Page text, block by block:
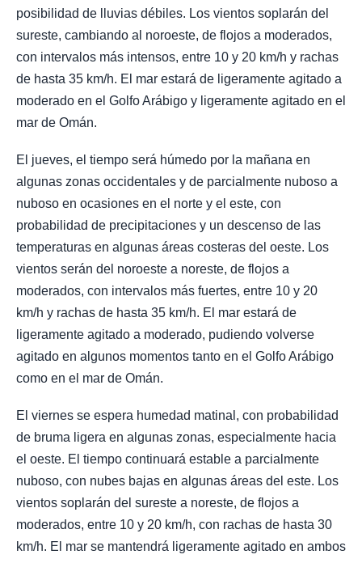
posibilidad de lluvias débiles. Los vientos soplarán del
sureste, cambiando al noroeste, de flojos a moderados,
con intervalos más intensos, entre 10 y 20 km/h y rachas
de hasta 35 km/h. El mar estará de ligeramente agitado a
moderado en el Golfo Arábigo y ligeramente agitado en el
mar de Omán.
El jueves, el tiempo será húmedo por la mañana en
algunas zonas occidentales y de parcialmente nuboso a
nuboso en ocasiones en el norte y el este, con
probabilidad de precipitaciones y un descenso de las
temperaturas en algunas áreas costeras del oeste. Los
vientos serán del noroeste a noreste, de flojos a
moderados, con intervalos más fuertes, entre 10 y 20
km/h y rachas de hasta 35 km/h. El mar estará de
ligeramente agitado a moderado, pudiendo volverse
agitado en algunos momentos tanto en el Golfo Arábigo
como en el mar de Omán.
El viernes se espera humedad matinal, con probabilidad
de bruma ligera en algunas zonas, especialmente hacia
el oeste. El tiempo continuará estable a parcialmente
nuboso, con nubes bajas en algunas áreas del este. Los
vientos soplarán del sureste a noreste, de flojos a
moderados, entre 10 y 20 km/h, con rachas de hasta 30
km/h. El mar se mantendrá ligeramente agitado en ambos